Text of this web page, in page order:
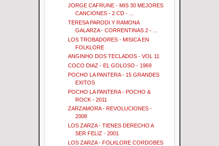
JORGE CAFRUNE - MIS 30 MEJORES
CANCIONES - 2 CD - ...
TERESA PARODI Y RAMONA
GALARZA - CORRENTINAS 2 - ...
LOS TROBADORES - MISICA EN
FOLKLORE
ANGINHO DOS TECLADOS - VOL 11
COCO DIAZ - EL GOLOSO - 1969
POCHO LA PANTERA - 15 GRANDES
EXITOS
POCHO LA PANTERA - POCHO &
ROCK - 2011
ZARZAMORA - REVOLUCIONES -
2008
LOS ZARZA - TIENES DERECHO A
SER FELIZ - 2001
LOS ZARZA - FOLKLORE CORDOBES